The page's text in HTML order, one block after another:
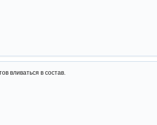
вливаться в состав.